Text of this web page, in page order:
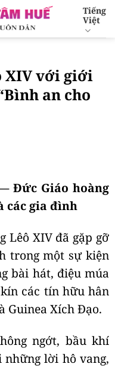
Tiếng
Việt
XIV với giới
an cho
Đức Giáo hoàng
các gia đình
Lêô XIV đã gặp gỡ
trong một sự kiện
bài hát, điệu múa
các tín hữu hân
Guinea Xích Đạo.
ngớt, bầu khí
lời hô vang,